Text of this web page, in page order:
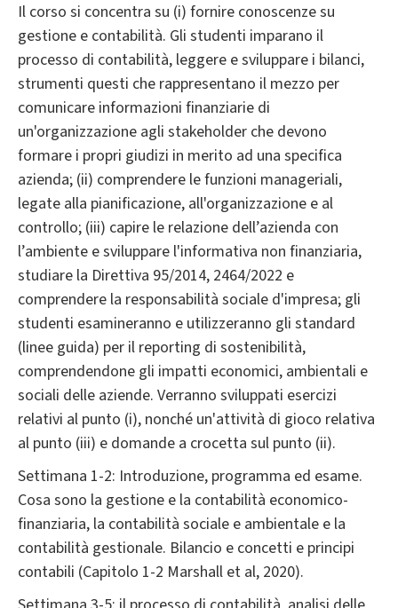
Il corso si concentra su (i) fornire conoscenze su
gestione e contabilità. Gli studenti imparano il
processo di contabilità, leggere e sviluppare i bilanci,
strumenti questi che rappresentano il mezzo per
comunicare informazioni finanziarie di
un'organizzazione agli stakeholder che devono
formare i propri giudizi in merito ad una specifica
azienda; (ii) comprendere le funzioni manageriali,
legate alla pianificazione, all'organizzazione e al
controllo; (iii) capire le relazione dell’azienda con
l’ambiente e sviluppare l'informativa non finanziaria,
studiare la Direttiva 95/2014, 2464/2022 e
comprendere la responsabilità sociale d'impresa; gli
studenti esamineranno e utilizzeranno gli standard
(linee guida) per il reporting di sostenibilità,
comprendendone gli impatti economici, ambientali e
sociali delle aziende. Verranno sviluppati esercizi
relativi al punto (i), nonché un'attività di gioco relativa
al punto (iii) e domande a crocetta sul punto (ii).
Settimana 1-2: Introduzione, programma ed esame.
Cosa sono la gestione e la contabilità economico-
finanziaria, la contabilità sociale e ambientale e la
contabilità gestionale. Bilancio e concetti e principi
contabili (Capitolo 1-2 Marshall et al, 2020).